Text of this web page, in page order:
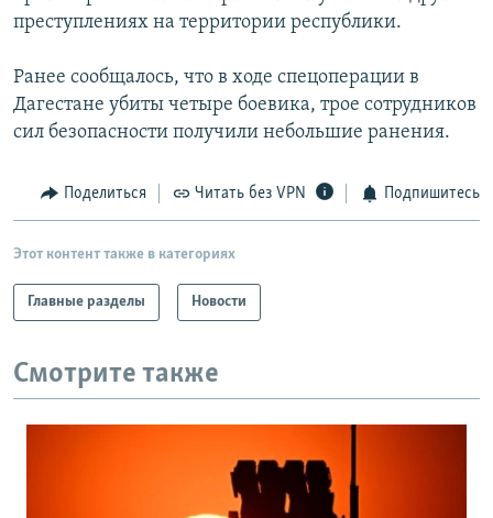
преступлениях на территории республики.
Ранее сообщалось, что в ходе спецоперации в
Дагестане убиты четыре боевика, трое сотрудников
сил безопасности получили небольшие ранения.
Поделиться Читать без VPN Подпишитесь
Этот контент также в категориях
Главные разделы Новости
Смотрите также